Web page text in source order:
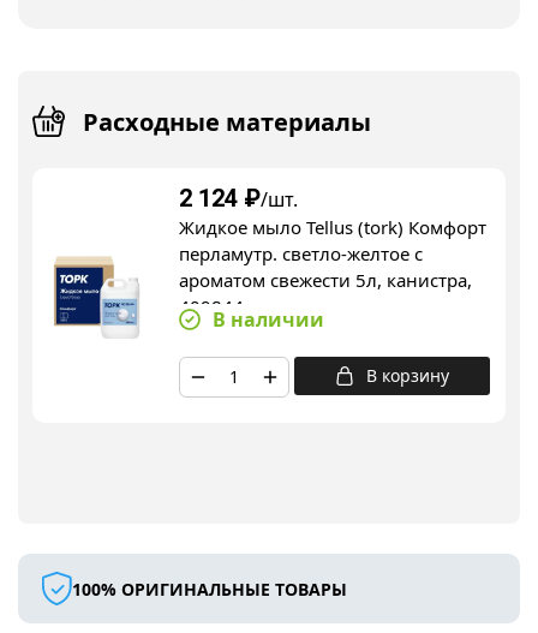
Расходные материалы
2 124 ₽/шт.
Жидкое мыло Tellus (tork) Комфорт
перламутр. светло-желтое с
ароматом свежести 5л, канистра,
409844В наличии
В корзину
100% ОРИГИНАЛЬНЫЕ ТОВАРЫ